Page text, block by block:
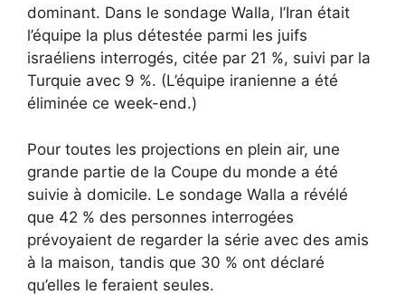
dominant. Dans le sondage Walla, l’Iran était
l’équipe la plus détestée parmi les juifs
israéliens interrogés, citée par 21 %, suivi par la
Turquie avec 9 %. (L’équipe iranienne a été
éliminée ce week-end.)
Pour toutes les projections en plein air, une
grande partie de la Coupe du monde a été
suivie à domicile. Le sondage Walla a révélé
que 42 % des personnes interrogées
prévoyaient de regarder la série avec des amis
à la maison, tandis que 30 % ont déclaré
qu’elles le feraient seules.